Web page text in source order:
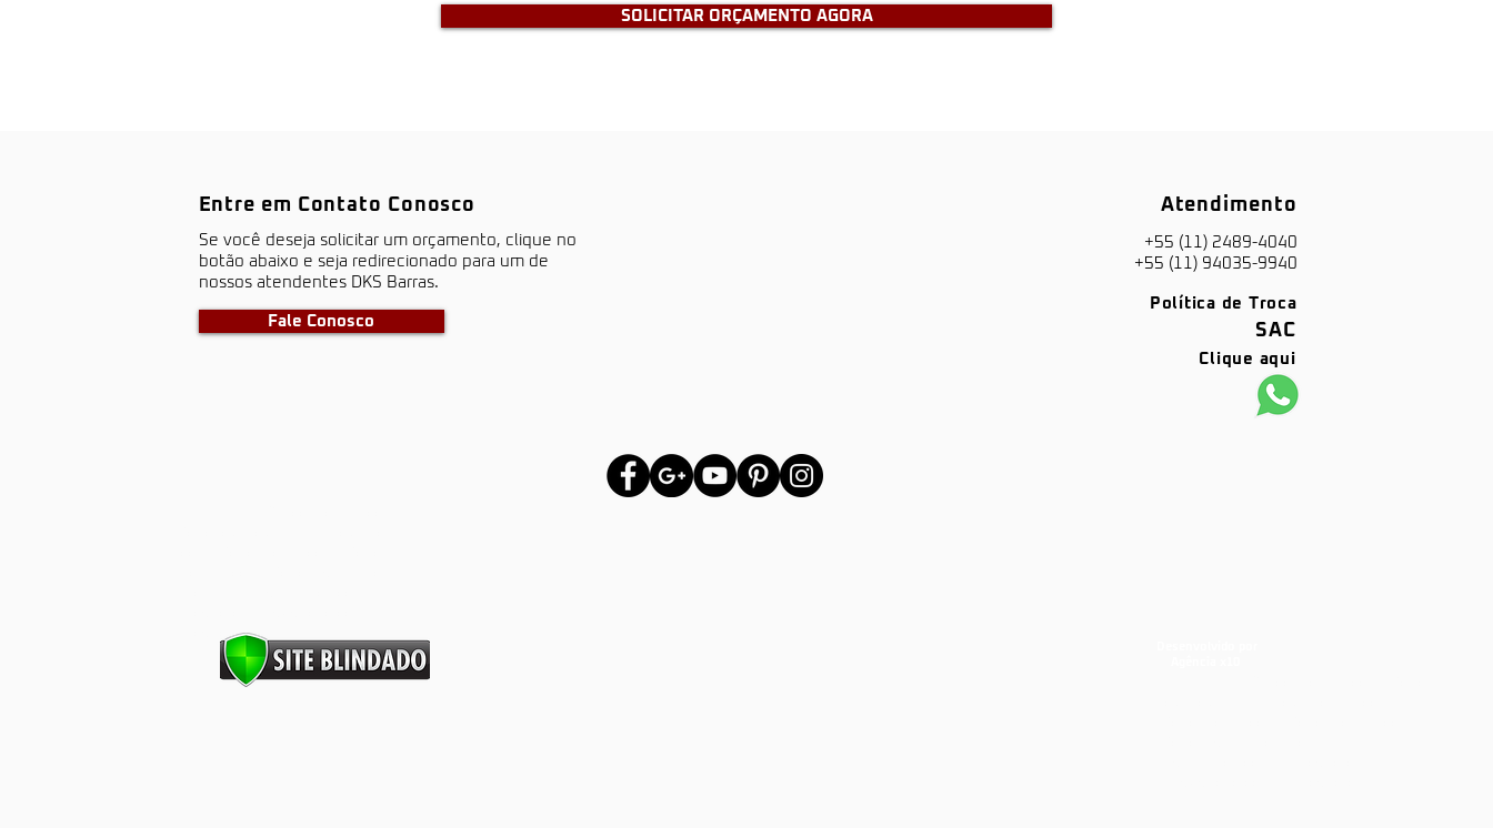
SOLICITAR ORÇAMENTO AGORA
Entre em Contato Conosco
S​e você deseja solicitar um orçamento, clique no
botão abaixo e seja redirecionado para um de
nossos atendentes DKS Barras.
Fale Conosco
Incêndios
Política de Troca
SAC
Atendimento
+55 (11) 2489-4040
+55 (11) 94035-9940
Clique aqui